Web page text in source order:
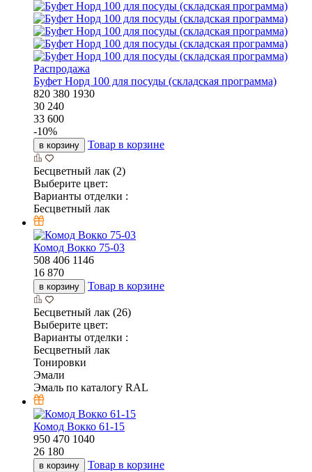
Распродажа
Буфет Норд 100 для посуды (складская программа)
820 380 1930
30 240
33 600
-10%
в корзину Товар в корзине
Бесцветный лак (2)
Выберите цвет:
Варианты отделки :
Бесцветный лак
Комод Вокко 75-03
508 406 1146
16 870
в корзину Товар в корзине
Бесцветный лак (26)
Выберите цвет:
Варианты отделки :
Бесцветный лак
Тонировки
Эмали
Эмаль по каталогу RAL
Комод Вокко 61-15
950 470 1040
26 180
в корзину Товар в корзине